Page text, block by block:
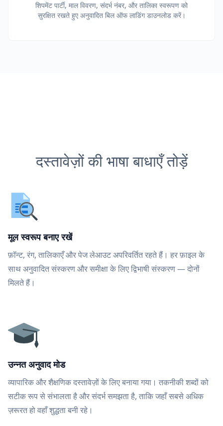
शिपमेंट पार्टी, माल विवरण, संदर्भ नंबर, और तालिका स्वरूपण को
सुरक्षित रखते हुए अनुवादित बिल ऑफ लाडिंग डाउनलोड करें।
दस्तावेज़ों की भाषा बाधाएँ तोड़ें
मूल स्वरूप बनाए रखें
फ़ॉन्ट, रंग, तालिकाएँ और पेज लेआउट अपरिवर्तित रहते हैं। हर फ़ाइल के
साथ अनुवादित संस्करण और समीक्षा के लिए द्विभाषी संस्करण — दोनों
मिलते हैं।
उन्नत अनुवाद मोड
व्यापारिक और शैक्षणिक दस्तावेज़ों के लिए बनाया गया। तकनीकी शब्दों को
सटीक रूप से संभालता है और संदर्भ समझता है, ताकि जहाँ सबसे अधिक
ज़रूरत हो वहाँ शुद्धता बनी रहे।